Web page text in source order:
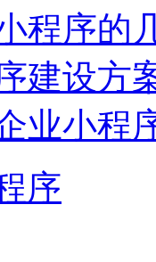
程序的
建设方
业小程
序